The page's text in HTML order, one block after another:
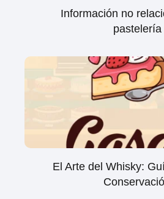
Información no
pastelería
El Arte del Whisky: